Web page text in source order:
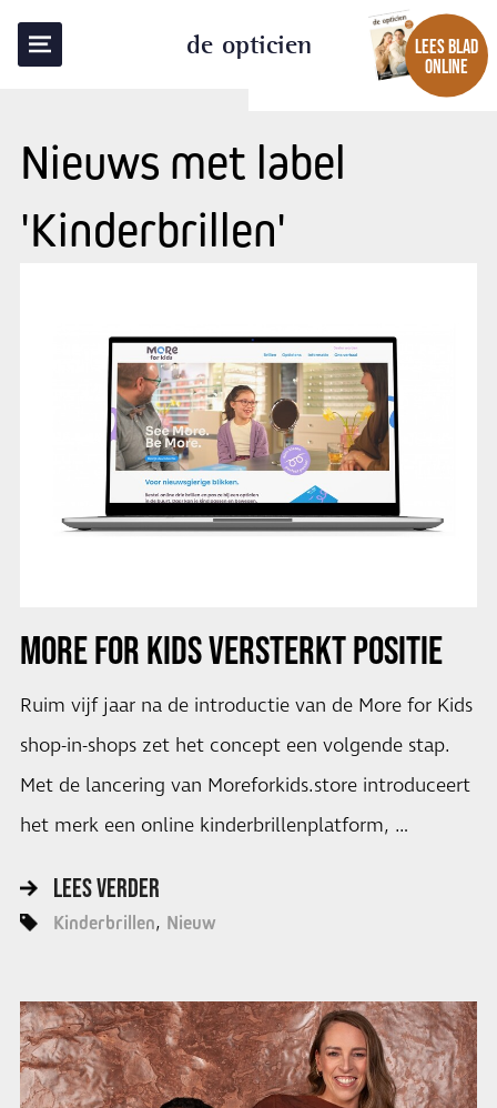
de opticien
LEES BLAD
ONLINE
Nieuws met label
'Kinderbrillen'
MORE FOR KIDS VERSTERKT POSITIE
Ruim vijf jaar na de introductie van de More for Kids
shop-in-shops zet het concept een volgende stap.
Met de lancering van Moreforkids.store introduceert
het merk een online kinderbrillenplatform, …
LEES VERDER
Kinderbrillen Nieuw